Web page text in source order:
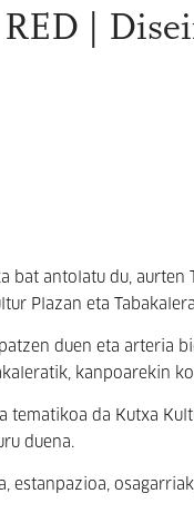
|
bat antolatu du,
Plazan eta
duen eta arteria
kanpoarekin
tematikoa da Kutxa
duena.
estanpazioa,